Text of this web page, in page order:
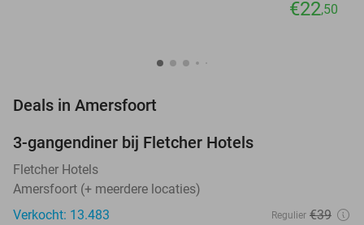
€22,50
Deals in Amersfoort
3-gangendiner bij Fletcher Hotels
Fletcher Hotels
Amersfoort (+ meerdere locaties)
Verkocht: 13.483
Regulier €39